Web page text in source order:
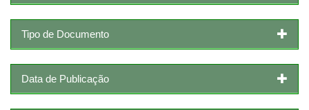
Tipo de Documento
Data de Publicação